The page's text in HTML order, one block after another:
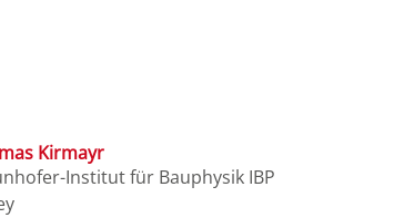
Kirmayr
Institut für Bauphysik IBP